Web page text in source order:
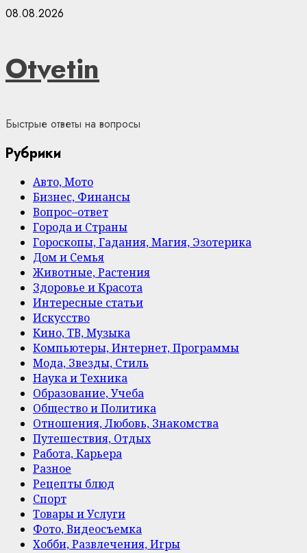
Skip
08.08.2026
Otvetin
Быстрые ответы на вопросы
Рубрики
Авто, Мото
Бизнес, Финансы
Вопрос–ответ
Города и Страны
Гороскопы, Гадания, Магия, Эзотерика
Дом и Семья
Животные, Растения
Здоровье и Красота
Интересные статьи
Искусство
Кино, ТВ, Музыка
Компьютеры, Интернет, Программы
Мода, Звезды, Стиль
Наука и Техника
Образование, Учеба
Общество и Политика
Отношения, Любовь, Знакомства
Путешествия, Отдых
Работа, Карьера
Разное
Рецепты блюд
Спорт
Товары и Услуги
Фото, Видеосъемка
Хобби, Развлечения, Игры